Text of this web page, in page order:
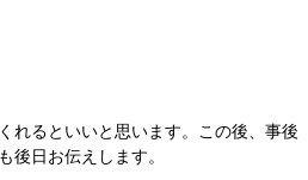
れるといいと思います。この後、事後
後日お伝えします。